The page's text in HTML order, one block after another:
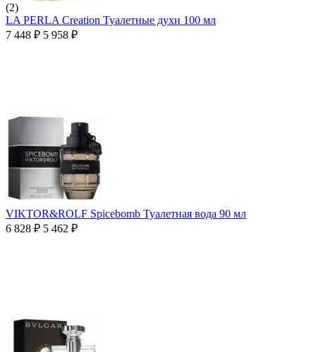
(2)
LA PERLA Creation Туалетные духи 100 мл
7 448 ₽ 5 958 ₽
VIKTOR&ROLF Spicebomb Туалетная вода 90 мл
6 828 ₽ 5 462 ₽